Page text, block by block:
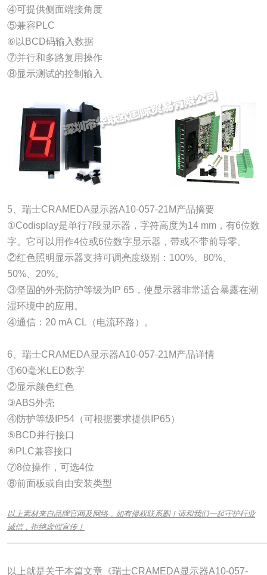
④可提供侧面端接角度
⑤兼容PLC
⑥以BCD码输入数据
⑦并行和多路复用操作
⑧显示测试的控制输入
5、瑞士CRAMEDA显示器A10-057-21M产品摘要
①Codisplay是单行7段显示器，字符高度为14 mm，有6位数
字。它可以用作4位或6位数字显示器，带或不带前导零。
②红色照明显示器支持可调亮度级别：100%、80%、
50%、20%。
③坚固的外壳防护等级为IP 65，使显示器非常适合暴露在潮
湿环境中的应用。
④通信：20 mA CL（电流环路）。
6、瑞士CRAMEDA显示器A10-057-21M产品详情
①60毫米LED数字
②显示颜色红色
③ABS外壳
④防护等级IP54（可根据要求提供IP65）
⑤BCD并行接口
⑥PLC兼容接口
⑦8位操作，可选4位
⑧前面板或自由安装类型
以上素材来自品牌官网及网络，如有侵权联系删！请和我们一起守护行业
诚信，拒绝虚假宣传！
以上就是关于本篇文章《瑞士CRAMEDA显示器A10-057-